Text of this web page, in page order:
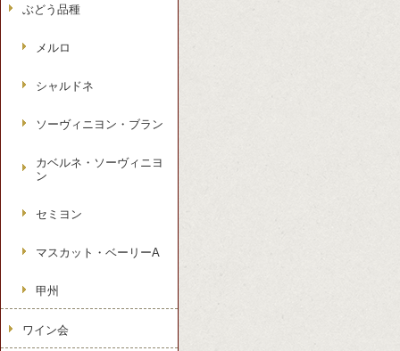
ぶどう品種
メルロ
シャルドネ
ソーヴィニヨン・ブラン
カベルネ・ソーヴィニヨ
ン
セミヨン
マスカット・ベーリーA
甲州
ワイン会